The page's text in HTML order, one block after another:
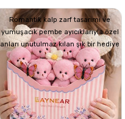
Romantik kalp zarf tasarımı ve
yumuşacık pembe ayıcıklarıyla özel
anları unutulmaz kılan şık bir hediye